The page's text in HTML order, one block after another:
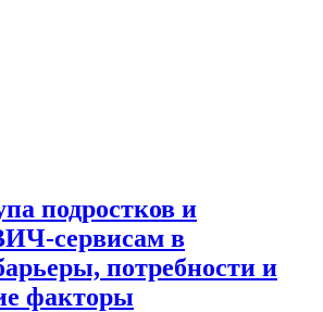
подростков и
сервисам в
потребности и
факторы